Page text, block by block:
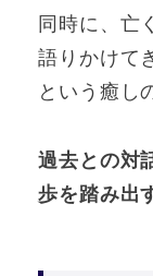
同時に、亡
語りかけて
という癒し
過去との対
歩を踏み出